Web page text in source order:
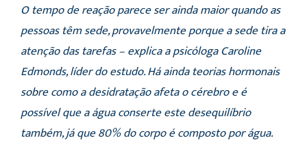
O tempo de reação parece ser ainda maior quando as
pessoas têm sede, provavelmente porque a sede tira a
atenção das tarefas – explica a psicóloga Caroline
Edmonds, líder do estudo. Há ainda teorias hormonais
sobre como a desidratação afeta o cérebro e é
possível que a água conserte este desequilíbrio
também, já que 80% do corpo é composto por água.